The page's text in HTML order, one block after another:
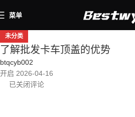
菜单
未分类
了解批发卡车顶盖的优势
btqcyb002
开启 2026-04-16
已关闭评论